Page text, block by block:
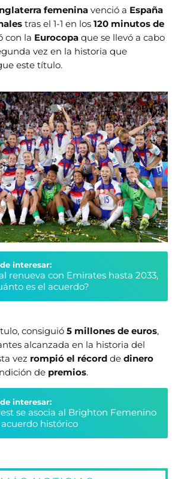
femenina venció a España
tras el 1-1 en los120 minutos de
con la Eurocopa que se llevó a cabo
vez en la historia que
este título.
interesar:
renueva con Emirates hasta 2033,
es el acuerdo?
consiguió5 millones de euros,
alcanzada en la historia del
vez rompió el récord dedinero
de premios.
interesar:
se asocia al Brighton Femenino
histórico